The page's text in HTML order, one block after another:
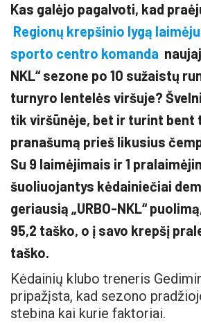
Kas galėjo pagalvoti, kad
Regionų krepšinio lygą
sporto centro komanda
NKL“ sezone po 10 sužaistų
turnyro lentelės viršuje?
tik viršūnėje, bet ir turint bent
pranašumą prieš likusius
Su 9 laimėjimais ir 1
šuoliuojantys kėdainiečiai
geriausią „URBO-NKL“
95,2 taško, o į savo krepšį
taško.
Kėdainių klubo treneris
pripažįsta, kad sezono
stebina kai kurie faktoriai.